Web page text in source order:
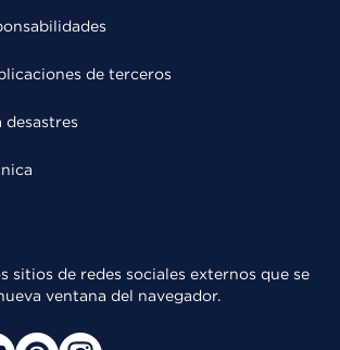
de terceros
desastres
sitios de redes sociales externos que se
ventana del navegador.